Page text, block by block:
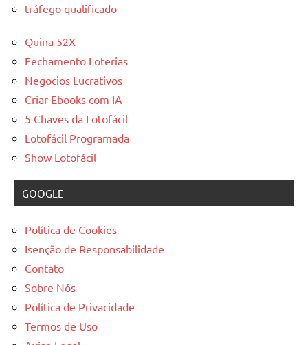
tráfego qualificado
Quina 52X
Fechamento Loterias
Negocios Lucrativos
Criar Ebooks com IA
5 Chaves da Lotofácil
Lotofácil Programada
Show Lotofácil
GOOGLE
Política de Cookies
Isenção de Responsabilidade
Contato
Sobre Nós
Política de Privacidade
Termos de Uso